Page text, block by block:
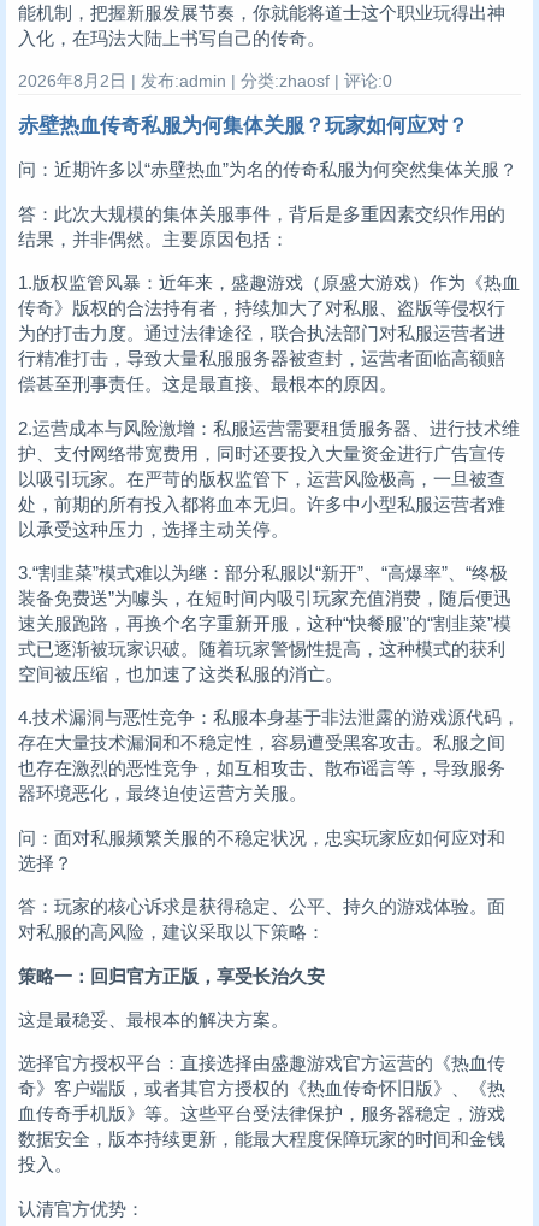
能机制，把握新服发展节奏，你就能将道士这个职业玩得出神
入化，在玛法大陆上书写自己的传奇。
2026年8月2日 | 发布:admin | 分类:zhaosf | 评论:0
赤壁热血传奇私服为何集体关服？玩家如何应对？
问：近期许多以“赤壁热血”为名的传奇私服为何突然集体关服？
答：此次大规模的集体关服事件，背后是多重因素交织作用的
结果，并非偶然。主要原因包括：
1.版权监管风暴：近年来，盛趣游戏（原盛大游戏）作为《热血
传奇》版权的合法持有者，持续加大了对私服、盗版等侵权行
为的打击力度。通过法律途径，联合执法部门对私服运营者进
行精准打击，导致大量私服服务器被查封，运营者面临高额赔
偿甚至刑事责任。这是最直接、最根本的原因。
2.运营成本与风险激增：私服运营需要租赁服务器、进行技术维
护、支付网络带宽费用，同时还要投入大量资金进行广告宣传
以吸引玩家。在严苛的版权监管下，运营风险极高，一旦被查
处，前期的所有投入都将血本无归。许多中小型私服运营者难
以承受这种压力，选择主动关停。
3.“割韭菜”模式难以为继：部分私服以“新开”、“高爆率”、“终极
装备免费送”为噱头，在短时间内吸引玩家充值消费，随后便迅
速关服跑路，再换个名字重新开服，这种“快餐服”的“割韭菜”模
式已逐渐被玩家识破。随着玩家警惕性提高，这种模式的获利
空间被压缩，也加速了这类私服的消亡。
4.技术漏洞与恶性竞争：私服本身基于非法泄露的游戏源代码，
存在大量技术漏洞和不稳定性，容易遭受黑客攻击。私服之间
也存在激烈的恶性竞争，如互相攻击、散布谣言等，导致服务
器环境恶化，最终迫使运营方关服。
问：面对私服频繁关服的不稳定状况，忠实玩家应如何应对和
选择？
答：玩家的核心诉求是获得稳定、公平、持久的游戏体验。面
对私服的高风险，建议采取以下策略：
策略一：回归官方正版，享受长治久安
这是最稳妥、最根本的解决方案。
选择官方授权平台：直接选择由盛趣游戏官方运营的《热血传
奇》客户端版，或者其官方授权的《热血传奇怀旧版》、《热
血传奇手机版》等。这些平台受法律保护，服务器稳定，游戏
数据安全，版本持续更新，能最大程度保障玩家的时间和金钱
投入。
认清官方优势：